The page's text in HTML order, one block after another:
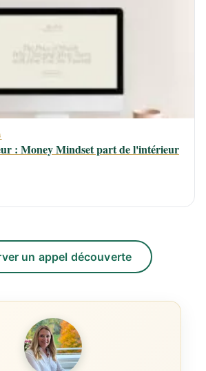
: Money Mindset part de l'intérieur
un appel découverte